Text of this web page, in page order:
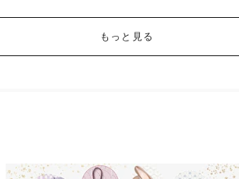
もっと見る